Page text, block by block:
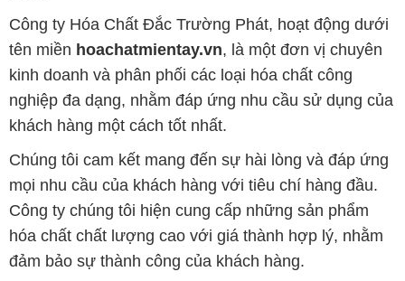
Công ty Hóa Chất Đắc Trường Phát, hoạt động dưới
tên miền hoachatmientay.vn, là một đơn vị chuyên
kinh doanh và phân phối các loại hóa chất công
nghiệp đa dạng, nhằm đáp ứng nhu cầu sử dụng của
khách hàng một cách tốt nhất.
Chúng tôi cam kết mang đến sự hài lòng và đáp ứng
mọi nhu cầu của khách hàng với tiêu chí hàng đầu.
Công ty chúng tôi hiện cung cấp những sản phẩm
hóa chất chất lượng cao với giá thành hợp lý, nhằm
đảm bảo sự thành công của khách hàng.